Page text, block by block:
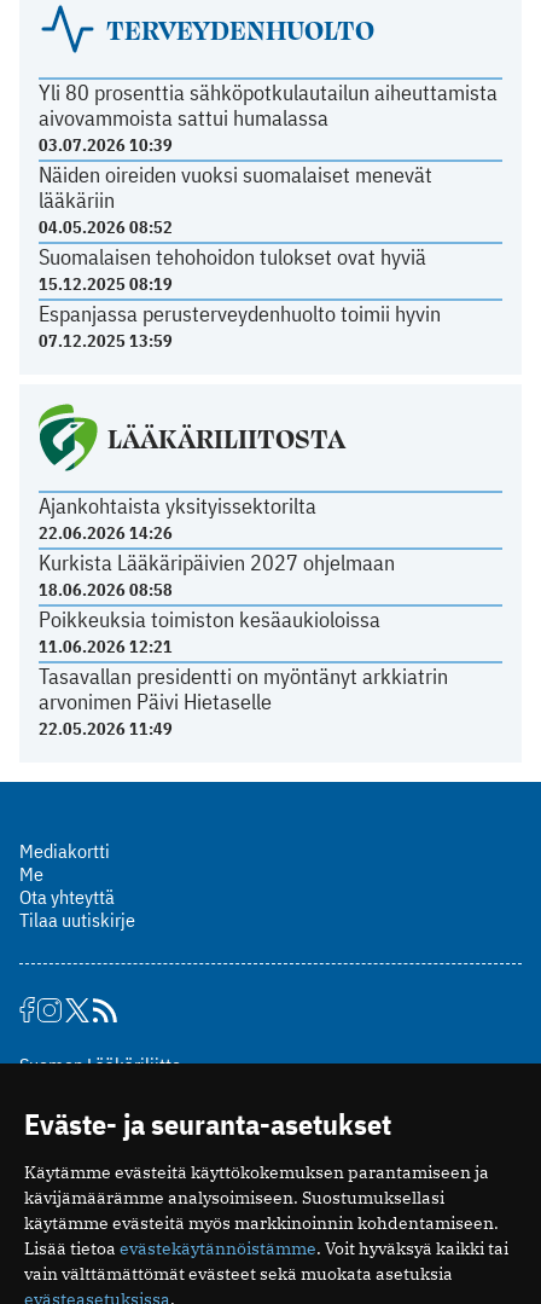
TERVEYDENHUOLTO
Yli 80 prosenttia sähköpotkulautailun aiheuttamista
aivovammoista sattui humalassa
03.07.2026 10:39
Näiden oireiden vuoksi suomalaiset menevät
lääkäriin
04.05.2026 08:52
Suomalaisen tehohoidon tulokset ovat hyviä
15.12.2025 08:19
Espanjassa perusterveydenhuolto toimii hyvin
07.12.2025 13:59
LÄÄKÄRILIITOSTA
Ajankohtaista yksityissektorilta
22.06.2026 14:26
Kurkista Lääkäripäivien 2027 ohjelmaan
18.06.2026 08:58
Poikkeuksia toimiston kesäaukioloissa
11.06.2026 12:21
Tasavallan presidentti on myöntänyt arkkiatrin
arvonimen Päivi Hietaselle
22.05.2026 11:49
Mediakortti
Me
Ota yhteyttä
Tilaa uutiskirje
Suomen Lääkäriliitto
00510 Helsinki
puh. (09) 393 091
toimitus@potilaanlaakarilehti.fi
ISSN 2323-9476
Eväste- ja seuranta-asetukset
Käytämme evästeitä käyttökokemuksen parantamiseen ja
kävijämäärämme analysoimiseen. Suostumuksellasi
käytämme evästeitä myös markkinoinnin kohdentamiseen.
Lisää tietoa evästekäytännöistämme. Voit hyväksyä kaikki tai
vain välttämättömät evästeet sekä muokata asetuksia
evästeasetuksissa.